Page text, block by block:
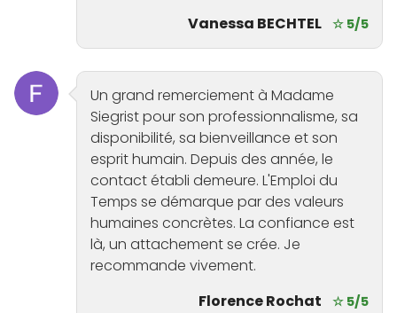
Vanessa BECHTEL ☆ 5/5
Un grand remerciement à Madame
Siegrist pour son professionnalisme, sa
disponibilité, sa bienveillance et son
esprit humain. Depuis des année, le
contact établi demeure. L'Emploi du
Temps se démarque par des valeurs
humaines concrètes. La confiance est
là, un attachement se crée. Je
recommande vivement.
Florence Rochat
☆ 5/5